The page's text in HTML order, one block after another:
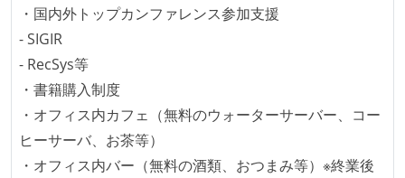
デイリーでスタンドアップミーティング、またはそれ
に準じるチーム内の打ち合わせを行っている
イテレーションの最後などに、定期的にチームでふり
かえりミーティングを行っている
タスク見積もりの単位には絶対量（人日など）ではな
く相対ポイントを用い、極力複数人の意見を調整する
形で行っている
・国内外トップカンファレンス参加支援
- SIGIR
- RecSys等
・書籍購入制度
・オフィス内カフェ（無料のウォーターサーバー、コー
ヒーサーバ、お茶等）
・オフィス内バー（無料の酒類、おつまみ等）※終業後